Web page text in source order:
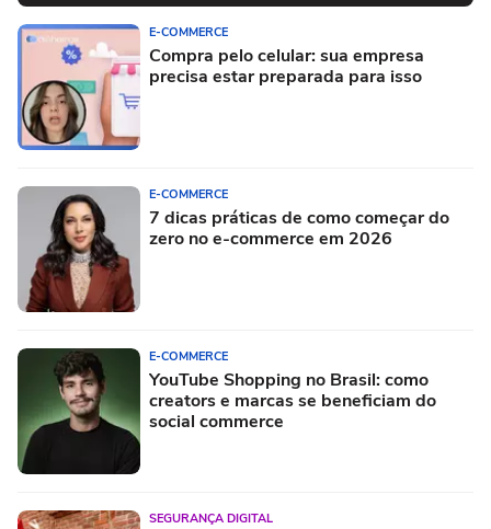
E-COMMERCE
Compra pelo celular: sua empresa
precisa estar preparada para isso
E-COMMERCE
7 dicas práticas de como começar do
zero no e-commerce em 2026
E-COMMERCE
YouTube Shopping no Brasil: como
creators e marcas se beneficiam do
social commerce
SEGURANÇA DIGITAL